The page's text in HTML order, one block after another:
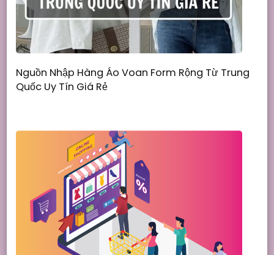
Nguồn Nhập Hàng Áo Voan Form Rộng Từ Trung
Quốc Uy Tín Giá Rẻ